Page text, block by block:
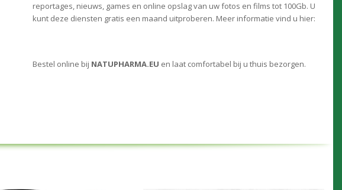
reportages, nieuws, games en online opslag van uw fotos en films tot 100Gb. U
kunt deze diensten gratis een maand uitproberen. Meer informatie vind u hier:
Bestel online bij NATUPHARMA.EU en laat comfortabel bij u thuis bezorgen.